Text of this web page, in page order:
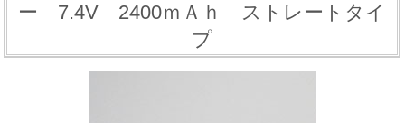
ー 7.4V 2400ｍＡｈ ストレートタイ
プ